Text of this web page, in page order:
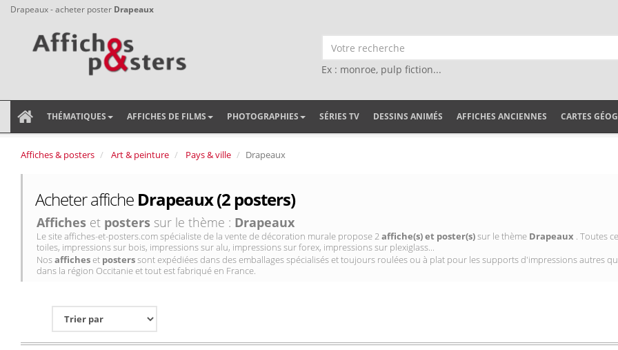
Drapeaux - acheter poster Drapeaux
Ex : monroe, pulp fiction...
THÉMATIQUES AFFICHES DE FILMS PHOTOGRAPHIES SÉRIES TV DESSINS ANIMÉS AFFICHES ANCIENNES CARTES
Affiches & posters Art & peinture Pays & ville Drapeaux
Acheter affiche Drapeaux (2 posters)
Affiches et posters sur le thème : Drapeaux
Le site affiches-et-posters.com spécialiste de la vente de décoration murale propose 2affiche(s) et poster(s)sur le thème Drapeaux . Toutes
toiles, impressions sur bois, impressions sur alu, impressions sur forex, impressions sur plexiglass...
Nosafficheset posterssont expédiées dans des emballages spécialisés et toujours roulées ou à plat pour les supports d'impressions autres
dans la région Occitanie et tout est fabriqué en France.